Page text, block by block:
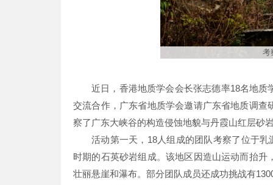
近日，香港地质学会会长张志德率18名地
交流合作，广东省地质学会邀请广东省地质调
察了广东大峡谷的构造侵蚀地貌与丹霞山红层砂
活动第一天，18人组成的团队考察了位于
时期的石英砂岩组成。该地区因造山运动而抬
壮丽悬崖和瀑布。部分团队成员还成功挑战有